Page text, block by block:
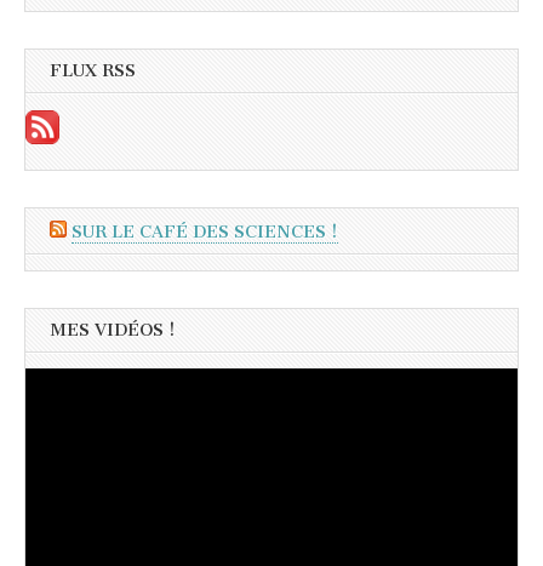
FLUX RSS
SUR LE CAFÉ DES SCIENCES !
MES VIDÉOS !